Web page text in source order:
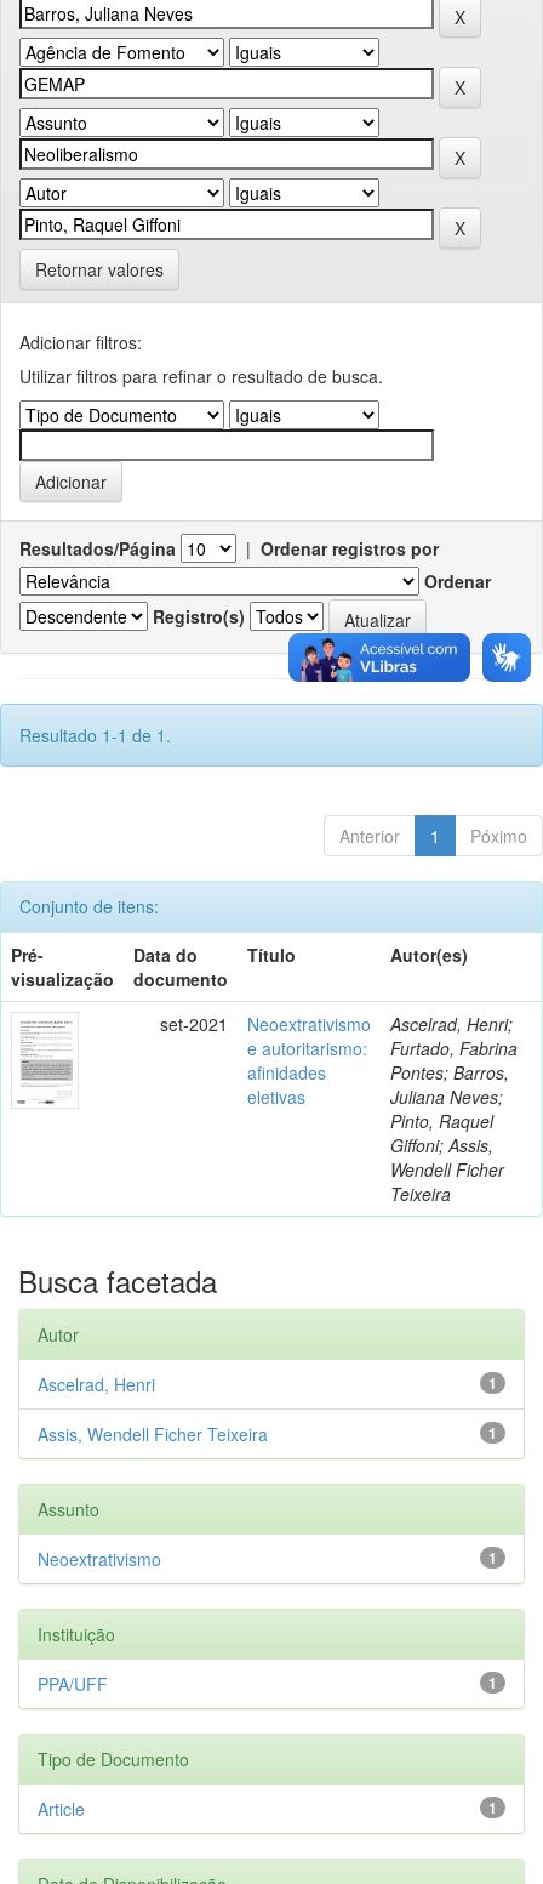
Retornar valores
Adicionar filtros:
Utilizar filtros para refinar o resultado de busca.
Resultados/Página | Ordenar registros por
Ordenar
Registro(s)
Resultado 1-1 de 1.
Anterior 1 Póximo
Conjunto de itens:
Pré-
visualização
Data do
documento
Título Autor(es)
set-2021
Neoextrativismo
e autoritarismo:
afinidades
eletivas
Ascelrad, Henri;
Furtado, Fabrina
Pontes; Barros,
Juliana Neves;
Pinto, Raquel
Giffoni; Assis,
Wendell Ficher
Teixeira
Busca facetada
Autor
1
Ascelrad, Henri
1
Assis, Wendell Ficher Teixeira
Assunto
1
Neoextrativismo
Instituição
1
PPA/UFF
Tipo de Documento
1
Article